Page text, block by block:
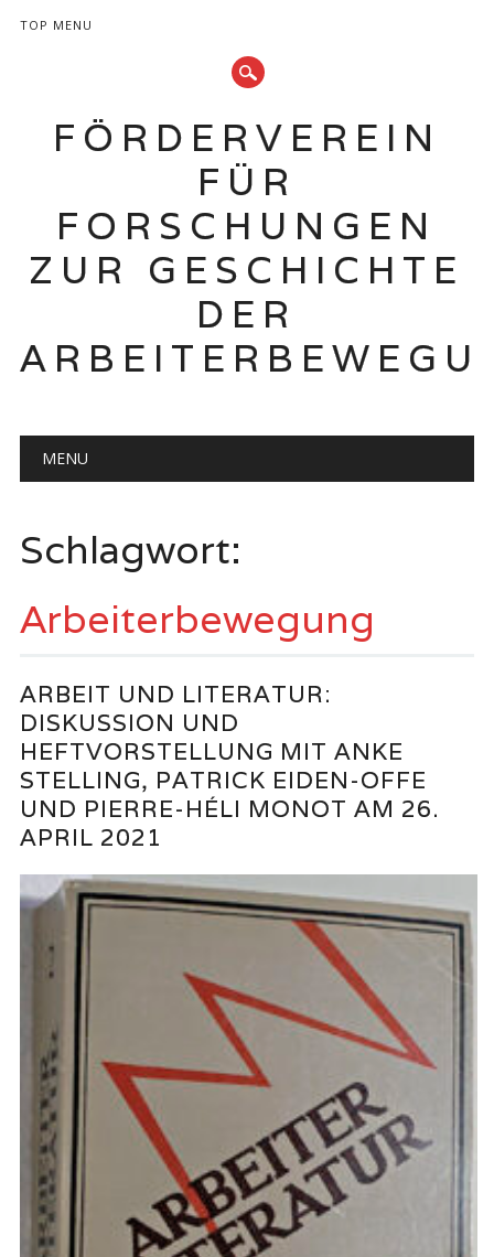
TOP MENU
FÖRDERVEREIN
FÜR
FORSCHUNGEN
ZUR GESCHICHTE
DER
Hauptmenü
MENU
Schlagwort:
Arbeiterbewegung
ARBEIT UND LITERATUR:
DISKUSSION UND
HEFTVORSTELLUNG MIT ANKE
STELLING, PATRICK EIDEN-OFFE
UND PIERRE-HÉLI MONOT AM 26.
APRIL 2021